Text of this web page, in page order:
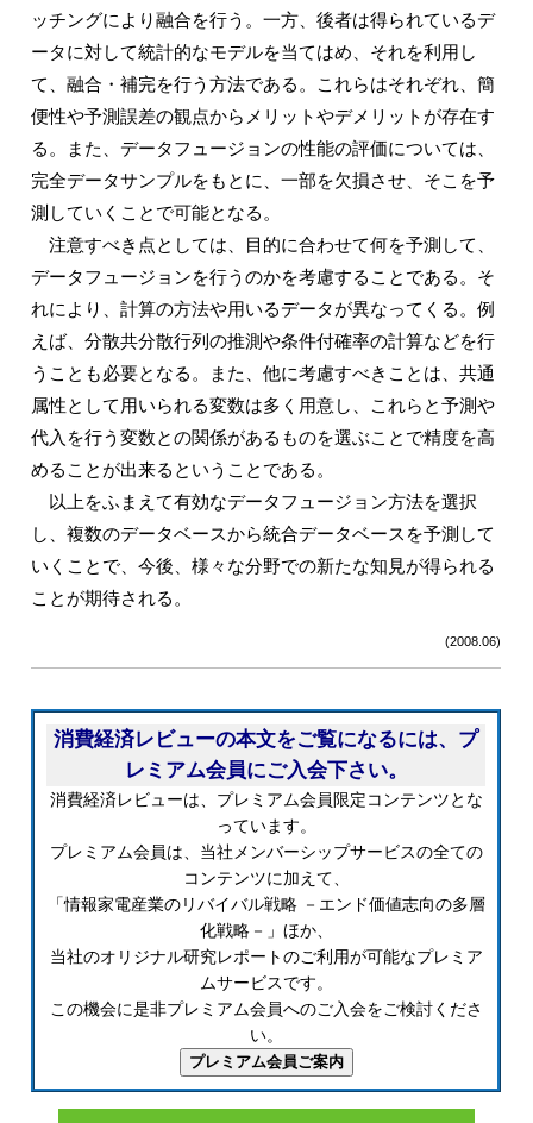
ッチングにより融合を行う。一方、後者は得られているデ
ータに対して統計的なモデルを当てはめ、それを利用し
て、融合・補完を行う方法である。これらはそれぞれ、簡
便性や予測誤差の観点からメリットやデメリットが存在す
る。また、データフュージョンの性能の評価については、
完全データサンプルをもとに、一部を欠損させ、そこを予
測していくことで可能となる。
注意すべき点としては、目的に合わせて何を予測して、
データフュージョンを行うのかを考慮することである。そ
れにより、計算の方法や用いるデータが異なってくる。例
えば、分散共分散行列の推測や条件付確率の計算などを行
うことも必要となる。また、他に考慮すべきことは、共通
属性として用いられる変数は多く用意し、これらと予測や
代入を行う変数との関係があるものを選ぶことで精度を高
めることが出来るということである。
以上をふまえて有効なデータフュージョン方法を選択
し、複数のデータベースから統合データベースを予測して
いくことで、今後、様々な分野での新たな知見が得られる
ことが期待される。
(2008.06)
消費経済レビューの本文をご覧になるには、プ
レミアム会員にご入会下さい。
消費経済レビューは、プレミアム会員限定コンテンツとな
っています。
プレミアム会員は、当社メンバーシップサービスの全ての
コンテンツに加えて、
「情報家電産業のリバイバル戦略 －エンド価値志向の多層
化戦略－」ほか、
当社のオリジナル研究レポートのご利用が可能なプレミア
ムサービスです。
この機会に是非プレミアム会員へのご入会をご検討くださ
い。